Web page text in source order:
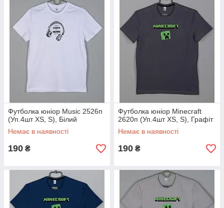
Футболка юніор Music 2526п
(Уп.4шт XS, S), Білий
Немає в наявності
190 ₴
Футболка юніор Minecraft
2620п (Уп.4шт XS, S), Графіт
Немає в наявності
190 ₴